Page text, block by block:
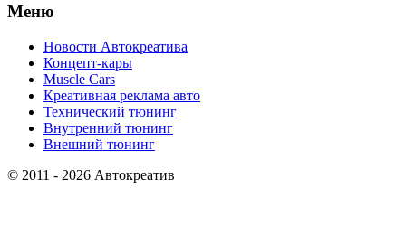
Меню
Новости Автокреатива
Концепт-кары
Muscle Cars
Креативная реклама авто
Технический тюнинг
Внутренний тюнинг
Внешний тюнинг
© 2011 - 2026 Автокреатив